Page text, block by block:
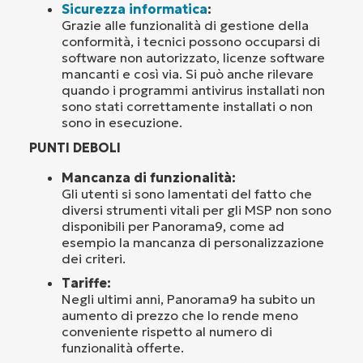
Sicurezza informatica:
Grazie alle funzionalità di gestione della
conformità, i tecnici possono occuparsi di
software non autorizzato, licenze software
mancanti e così via. Si può anche rilevare
quando i programmi antivirus installati non
sono stati correttamente installati o non
sono in esecuzione.
PUNTI DEBOLI
Mancanza di funzionalità:
Gli utenti si sono lamentati del fatto che
diversi strumenti vitali per gli MSP non sono
disponibili per Panorama9, come ad
esempio la mancanza di personalizzazione
dei criteri.
Tariffe:
Negli ultimi anni, Panorama9 ha subito un
aumento di prezzo che lo rende meno
conveniente rispetto al numero di
funzionalità offerte.